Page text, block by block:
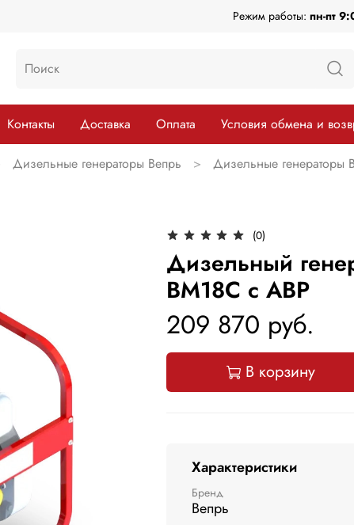
Режим работы: пн-пт
Контакты Доставка Оплата Условия обмена и
Дизельные генераторы Вепрь
Дизельные генераторы
(0)
Дизельный
ВМ18С с АВР
209 870 руб.
В корзину
Характеристики
Бренд
Вепрь